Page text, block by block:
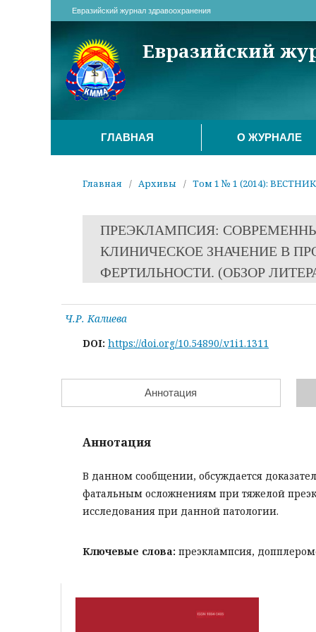
Евразийский
ГЛАВНАЯ О ЖУРНАЛЕ
Евразийский журнал здравоохранения
Главная / Архивы / Том 1 № 1 (2014):
ПРЕЭКЛАМПСИЯ:
КЛИНИЧЕСКОЕ ЗНАЧЕНИЕ В
ФЕРТИЛЬНОСТИ. (ОБЗОР
Ч.Р. Калиева
DOI: https://doi.org/10.54890/.v1i1.1311
Аннотация
Аннотация
В данном сообщении, обсуждается
фатальным осложнениям при тяжелой
исследования при данной патологии.
Ключевые слова: преэклампсия,